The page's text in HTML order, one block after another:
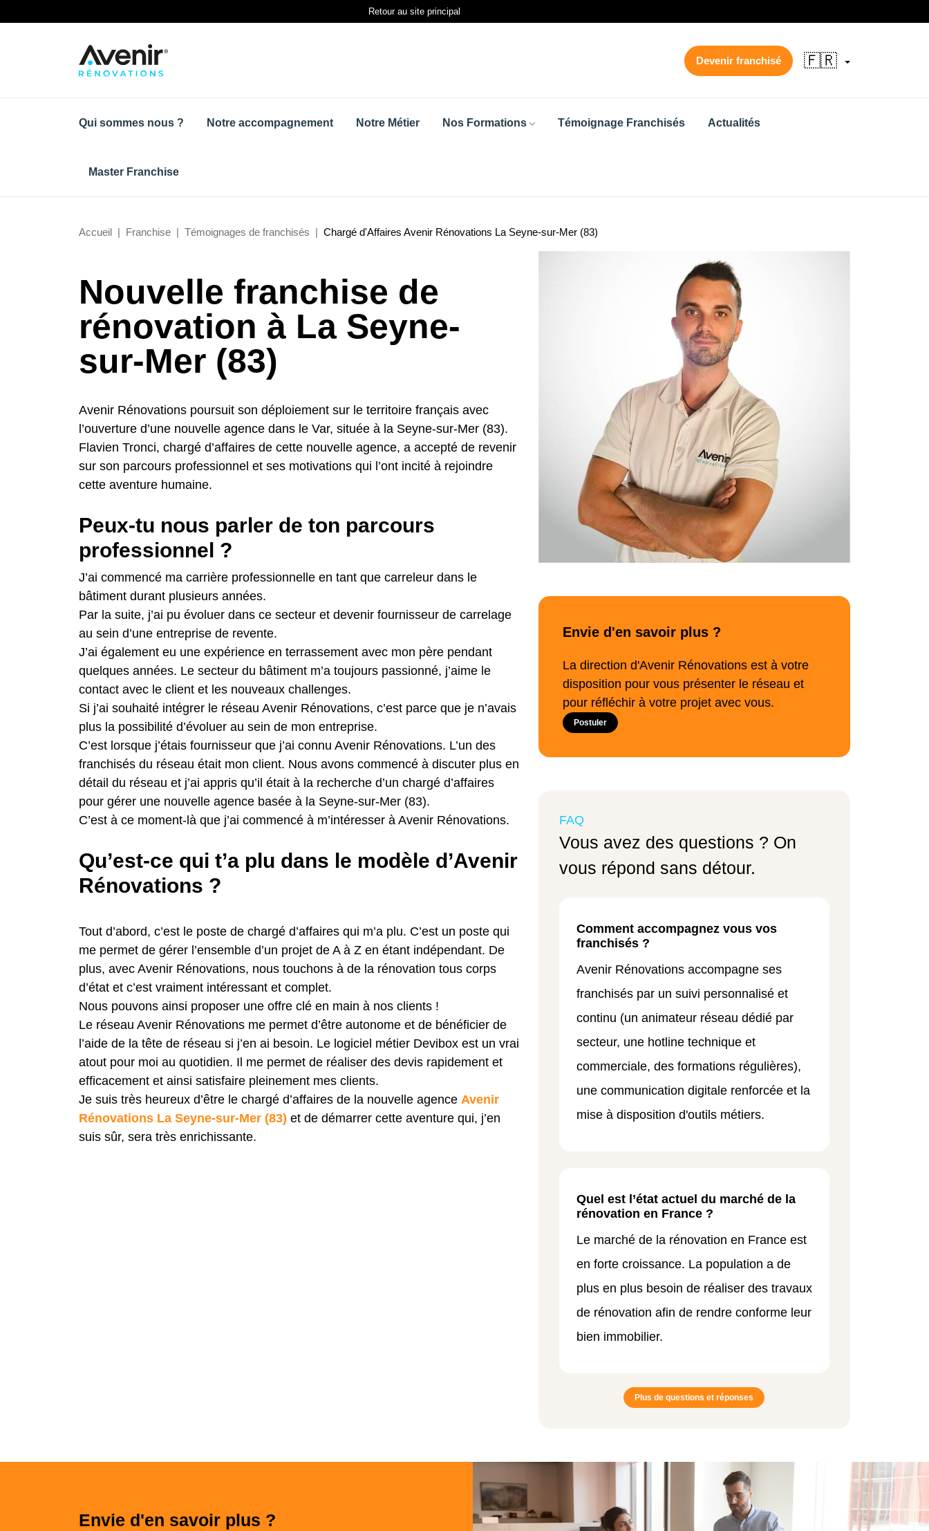
Retour au site principal
Devenir franchisé 🇫🇷
Qui sommes nous ? Notre accompagnement Notre Métier Nos Formations Témoignage Franchisés Actualités
Master Franchise
Accueil Franchise Témoignages de franchisés Chargé d'Affaires Avenir Rénovations La Seyne-sur-Mer (83)
Nouvelle franchise de
rénovation à La Seyne-
sur-Mer (83)
Avenir Rénovations poursuit son déploiement sur le territoire français avec
l’ouverture d’une nouvelle agence dans le Var, située à la Seyne-sur-Mer (83).
Flavien Tronci, chargé d’affaires de cette nouvelle agence, a accepté de revenir
sur son parcours professionnel et ses motivations qui l’ont incité à rejoindre
cette aventure humaine.
Peux-tu nous parler de ton parcours
professionnel ?
J’ai commencé ma carrière professionnelle en tant que carreleur dans le
bâtiment durant plusieurs années.
Par la suite, j’ai pu évoluer dans ce secteur et devenir fournisseur de carrelage
au sein d’une entreprise de revente.
J’ai également eu une expérience en terrassement avec mon père pendant
quelques années. Le secteur du bâtiment m’a toujours passionné, j’aime le
contact avec le client et les nouveaux challenges.
Si j’ai souhaité intégrer le réseau Avenir Rénovations, c’est parce que je n’avais
plus la possibilité d’évoluer au sein de mon entreprise.
C’est lorsque j’étais fournisseur que j’ai connu Avenir Rénovations. L’un des
franchisés du réseau était mon client. Nous avons commencé à discuter plus en
détail du réseau et j’ai appris qu’il était à la recherche d’un chargé d’affaires
pour gérer une nouvelle agence basée à la Seyne-sur-Mer (83).
C’est à ce moment-là que j’ai commencé à m’intéresser à Avenir Rénovations.
Qu’est-ce qui t’a plu dans le modèle d’Avenir
Rénovations ?
Tout d’abord, c’est le poste de chargé d’affaires qui m’a plu. C’est un poste qui
me permet de gérer l’ensemble d’un projet de A à Z en étant indépendant. De
plus, avec Avenir Rénovations, nous touchons à de la rénovation tous corps
d’état et c’est vraiment intéressant et complet.
Nous pouvons ainsi proposer une offre clé en main à nos clients !
Le réseau Avenir Rénovations me permet d’être autonome et de bénéficier de
l’aide de la tête de réseau si j’en ai besoin. Le logiciel métier Devibox est un vrai
atout pour moi au quotidien. Il me permet de réaliser des devis rapidement et
efficacement et ainsi satisfaire pleinement mes clients.
Je suis très heureux d’être le chargé d’affaires de la nouvelle agence Avenir
Rénovations La Seyne-sur-Mer (83) et de démarrer cette aventure qui, j’en
suis sûr, sera très enrichissante.
Envie d'en savoir plus ?
La direction d'Avenir Rénovations est à votre
disposition pour vous présenter le réseau et
pour réfléchir à votre projet avec vous.
Postuler
FAQ
Vous avez des questions ? On
vous répond sans détour.
Comment accompagnez vous vos
franchisés ?
Avenir Rénovations accompagne ses
franchisés par un suivi personnalisé et
continu (un animateur réseau dédié par
secteur, une hotline technique et
commerciale, des formations régulières),
une communication digitale renforcée et la
mise à disposition d'outils métiers.
Quel est l’état actuel du marché de la
rénovation en France ?
Le marché de la rénovation en France est
en forte croissance. La population a de
plus en plus besoin de réaliser des travaux
de rénovation afin de rendre conforme leur
bien immobilier.
Plus de questions et réponses
Envie d'en savoir plus ?